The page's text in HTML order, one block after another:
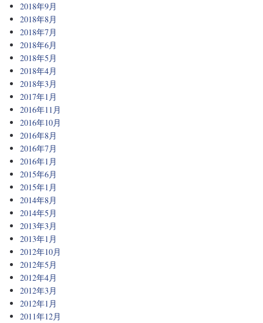
2018年9月
2018年8月
2018年7月
2018年6月
2018年5月
2018年4月
2018年3月
2017年1月
2016年11月
2016年10月
2016年8月
2016年7月
2016年1月
2015年6月
2015年1月
2014年8月
2014年5月
2013年3月
2013年1月
2012年10月
2012年5月
2012年4月
2012年3月
2012年1月
2011年12月